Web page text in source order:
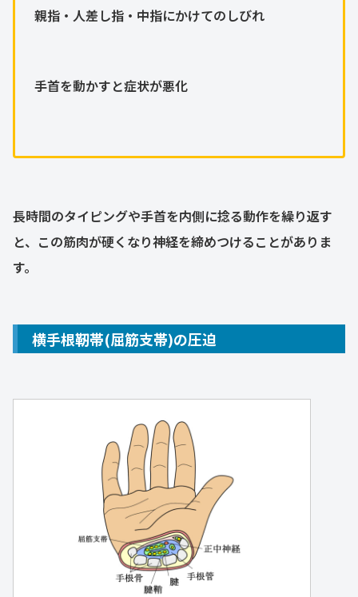
親指・人差し指・中指にかけてのしびれ
手首を動かすと症状が悪化
長時間のタイピングや手首を内側に捻る動作を繰り返す
と、この筋肉が硬くなり神経を締めつけることがありま
す。
横手根靭帯(屈筋支帯)の圧迫